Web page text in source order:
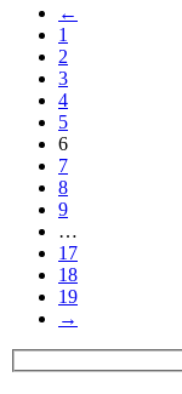
←
1
2
3
4
5
6
7
8
9
…
17
18
19
→